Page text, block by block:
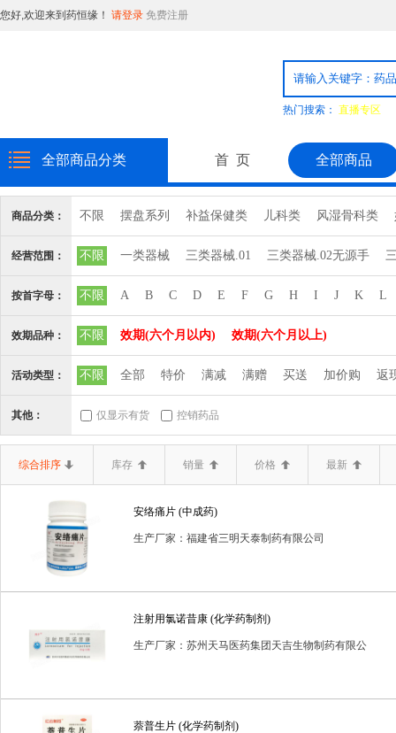
您好,欢迎来到药恒缘！ 请登录 免费注册
热门搜索： 直播专区
首 页 全部商品
全部商品分类
商品分类： 不限 摆盘系列 补益保健类 儿科类 风湿骨科类
消毒品 日化用品 普通食品 粉剂系列 精致饮片
心脑血管血液系统
经营范围： 不限 一类器械 三类器械.01 三类器械.02无源手
三类器械.10输血、 三类器械.12 三类器械.13无源植
三类器械.6810矫 三类器械.6813计 三类器械.6815注
三类器械.6827中 三类器械.6832医 三类器械.6834医
三类器械.6864医 三类器械.6865医
二类器械.10输血、 二类器械.12 二类器械.13无源植
二类器械.19医用康
二类器械.6807胸
二类器械.6834医 二类器械.6840临 二类器械.6841医
体内诊断试剂 体外诊断试剂
按首字母： 不限 A B C D E F G H I J K L
效期品种： 不限 效期(六个月以内) 效期(六个月以上)
活动类型： 不限 全部 特价 满减 满赠 买送 加价购 返
其他： 仅显示有货 控销药品
综合排序 库存 销量 价格 最新
安络痛片 (中成药)
生产厂家：福建省三明天泰制药有限公司
注射用氯诺昔康 (化学药制剂)
生产厂家：苏州天马医药集团天吉生物制药有限公
萘普生片 (化学药制剂)